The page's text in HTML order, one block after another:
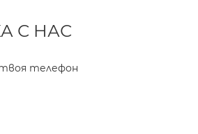
С НАС
твоя телефон